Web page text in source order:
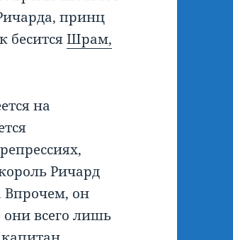
принц
беситсяШрам,
на
Ричард
Впрочем, он
они всего лишь